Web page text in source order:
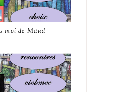
moi de Maud